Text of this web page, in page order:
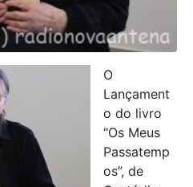
O
Lançament
o do livro
“Os Meus
Passatemp
os”, de